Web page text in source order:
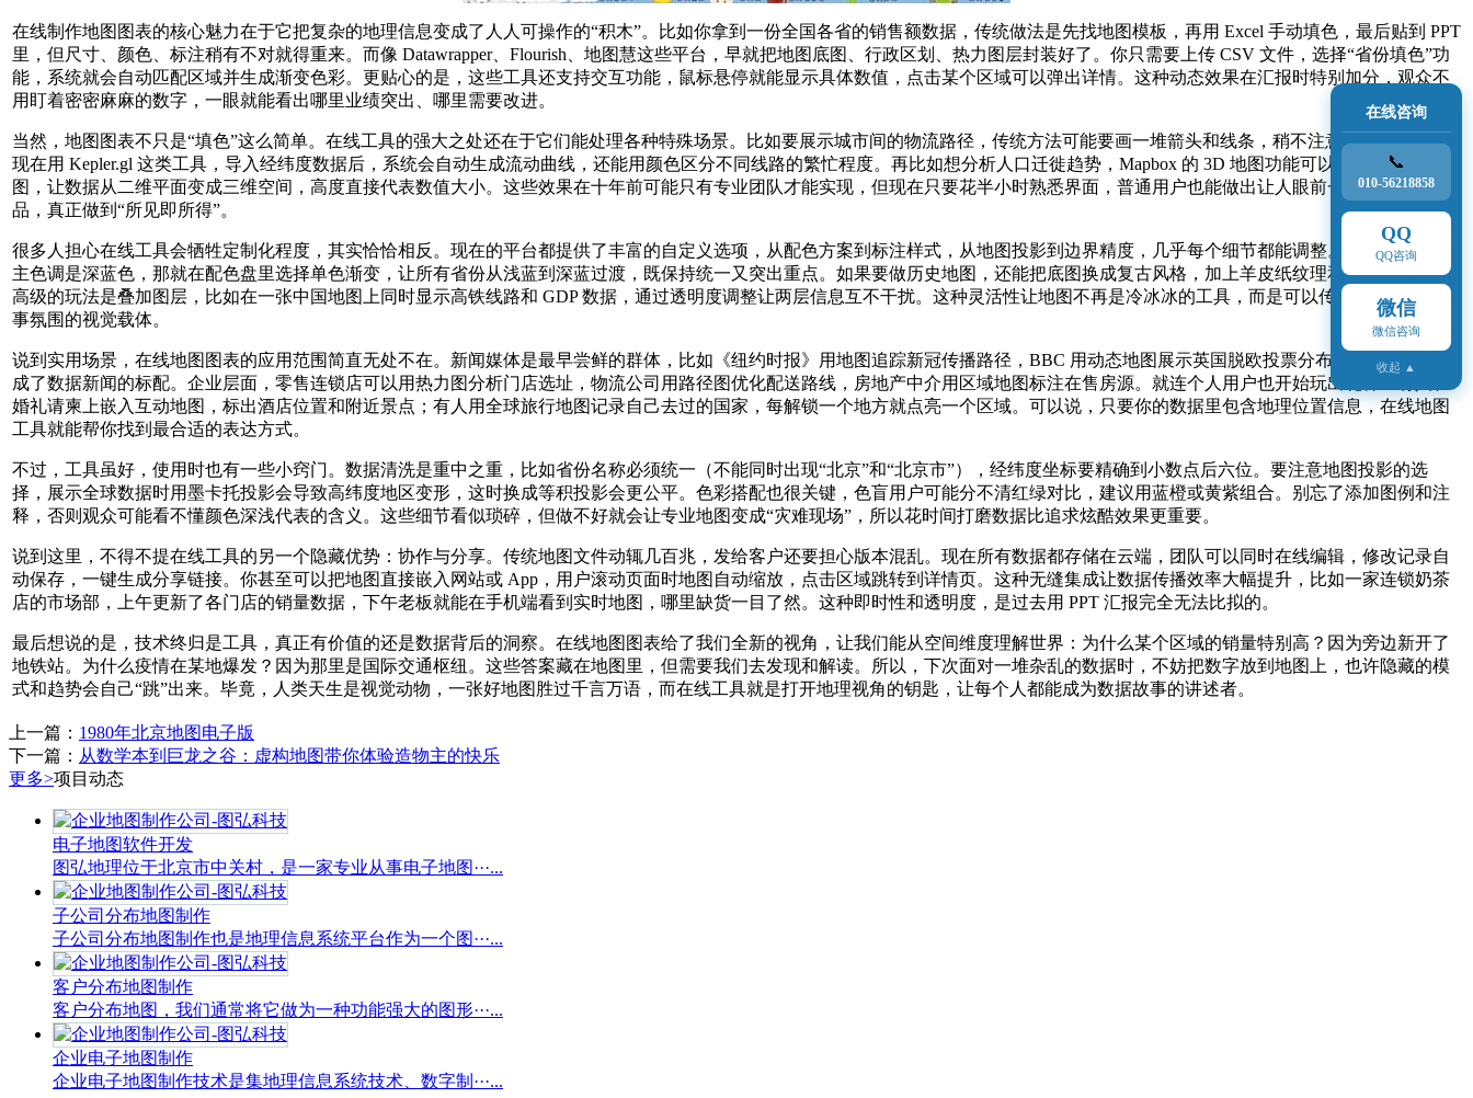
在线制作地图图表的核心魅力在于它把复杂的地理信息变成了人人可操作的“积木”。比如你拿到一份全国各省的销售额数据，传统做法是先找地图模板，再用 Excel 手动填色，最后贴到 PPT
里，但尺寸、颜色、标注稍有不对就得重来。而像 Datawrapper、Flourish、地图慧这些平台，早就把地图底图、行政区划、热力图层封装好了。你只需要上传 CSV 文件，选择“省份填色”功
能，系统就会自动匹配区域并生成渐变色彩。更贴心的是，这些工具还支持交互功能，鼠标悬停就能显示具体数值，点击某个区域可以弹出详情。这种动态效果在汇报时特别加分，观众不
用盯着密密麻麻的数字，一眼就能看出哪里业绩突出、哪里需要改进。
当然，地图图表不只是“填色”这么简单。在线工具的强大之处还在于它们能处理各种特殊场景。比如要展示城市间的物流路径，传统方法可能要画一堆箭头和线条，稍不注意就乱成一团。
现在用 Kepler.gl 这类工具，导入经纬度数据后，系统会自动生成流动曲线，还能用颜色区分不同线路的繁忙程度。再比如想分析人口迁徙趋势，Mapbox 的 3D 地图功能可以做出立体柱状
图，让数据从二维平面变成三维空间，高度直接代表数值大小。这些效果在十年前可能只有专业团队才能实现，但现在只要花半小时熟悉界面，普通用户也能做出让人眼前一亮的地图作
品，真正做到“所见即所得”。
很多人担心在线工具会牺牲定制化程度，其实恰恰相反。现在的平台都提供了丰富的自定义选项，从配色方案到标注样式，从地图投影到边界精度，几乎每个细节都能调整。比如你的品牌
主色调是深蓝色，那就在配色盘里选择单色渐变，让所有省份从浅蓝到深蓝过渡，既保持统一又突出重点。如果要做历史地图，还能把底图换成复古风格，加上羊皮纸纹理和手绘字体。更
高级的玩法是叠加图层，比如在一张中国地图上同时显示高铁线路和 GDP 数据，通过透明度调整让两层信息互不干扰。这种灵活性让地图不再是冷冰冰的工具，而是可以传达品牌调性或故
事氛围的视觉载体。
说到实用场景，在线地图图表的应用范围简直无处不在。新闻媒体是最早尝鲜的群体，比如《纽约时报》用地图追踪新冠传播路径，BBC 用动态地图展示英国脱欧投票分布，这些案例几乎
成了数据新闻的标配。企业层面，零售连锁店可以用热力图分析门店选址，物流公司用路径图优化配送路线，房地产中介用区域地图标注在售房源。就连个人用户也开始玩出花样：有人在
婚礼请柬上嵌入互动地图，标出酒店位置和附近景点；有人用全球旅行地图记录自己去过的国家，每解锁一个地方就点亮一个区域。可以说，只要你的数据里包含地理位置信息，在线地图
工具就能帮你找到最合适的表达方式。
不过，工具虽好，使用时也有一些小窍门。数据清洗是重中之重，比如省份名称必须统一（不能同时出现“北京”和“北京市”），经纬度坐标要精确到小数点后六位。要注意地图投影的选
择，展示全球数据时用墨卡托投影会导致高纬度地区变形，这时换成等积投影会更公平。色彩搭配也很关键，色盲用户可能分不清红绿对比，建议用蓝橙或黄紫组合。别忘了添加图例和注
释，否则观众可能看不懂颜色深浅代表的含义。这些细节看似琐碎，但做不好就会让专业地图变成“灾难现场”，所以花时间打磨数据比追求炫酷效果更重要。
说到这里，不得不提在线工具的另一个隐藏优势：协作与分享。传统地图文件动辄几百兆，发给客户还要担心版本混乱。现在所有数据都存储在云端，团队可以同时在线编辑，修改记录自
动保存，一键生成分享链接。你甚至可以把地图直接嵌入网站或 App，用户滚动页面时地图自动缩放，点击区域跳转到详情页。这种无缝集成让数据传播效率大幅提升，比如一家连锁奶茶
店的市场部，上午更新了各门店的销量数据，下午老板就能在手机端看到实时地图，哪里缺货一目了然。这种即时性和透明度，是过去用 PPT 汇报完全无法比拟的。
最后想说的是，技术终归是工具，真正有价值的还是数据背后的洞察。在线地图图表给了我们全新的视角，让我们能从空间维度理解世界：为什么某个区域的销量特别高？因为旁边新开了
地铁站。为什么疫情在某地爆发？因为那里是国际交通枢纽。这些答案藏在地图里，但需要我们去发现和解读。所以，下次面对一堆杂乱的数据时，不妨把数字放到地图上，也许隐藏的模
式和趋势会自己“跳”出来。毕竟，人类天生是视觉动物，一张好地图胜过千言万语，而在线工具就是打开地理视角的钥匙，让每个人都能成为数据故事的讲述者。
上一篇： 1980年北京地图电子版
下一篇： 从数学本到巨龙之谷：虚构地图带你体验造物主的快乐
更多>项目动态
电子地图软件开发
图弘地理位于北京市中关村，是一家专业从事电子地图···...
子公司分布地图制作
子公司分布地图制作也是地理信息系统平台作为一个图···...
客户分布地图制作
客户分布地图，我们通常将它做为一种功能强大的图形···...
企业电子地图制作
企业电子地图制作技术是集地理信息系统技术、数字制···...
在线咨询
📞
010-56218858
QQ
QQ咨询
微信
微信咨询
收起 ▲